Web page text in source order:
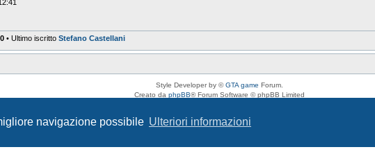
navigazione possibile Ulteriori informazioni
• Ultimo iscritto Stefano Castellani
Style Developer by ©GTA game Forum.
Creato da phpBB® Forum Software © phpBB Limited
Privacy|Condizioni